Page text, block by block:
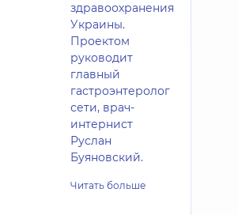
здравоохранения
Украины.
Проектом
руководит
главный
гастроэнтеролог
сети, врач-
интернист
Руслан
Буяновский.
Читать больше